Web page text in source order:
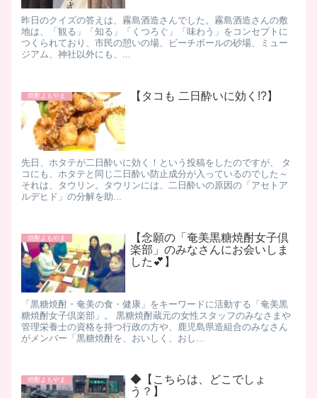
昨日のクイズの答えは、霧島酒造さんでした。 ​霧島酒造さんの敷
地は、「観る」「知る」「くつろぐ」「味わう」をコンセプトに
つくられており、 ​ 市民の憩いの場、ビーチボールの砂場、ミュー
ジアム、神社以外にも、 ​ ...
焼酎よもやま 【タコも 二日酔いに効く!?】
先日、ホタテが二日酔いに効く！という投稿をしたのですが、 タ
コにも、ホタテと同じ二日酔い防止成分が入っているのでした～ ​
それは、タウリン。 ​ タウリンには、二日酔いの原因の「アセトア
ルデヒド」の分解を助...
焼酎よもやま
【念願の「奄美黒糖焼酎女子倶
楽部」のみなさんにお会いしま
した💕】
「黒糖焼酎・奄美の食・健康」をキーワードに活動する「奄美黒
糖焼酎女子倶楽部」。 黒糖焼酎蔵元の女性スタッフのみなさまや
管理栄養士の資格を持つ行政の方や、鹿児島県造組合のみなさん
がメンバー ​ 「黒糖焼酎を、おいしく、おし...
焼酎よもやま
◆【こちらは、どこでしょ
う？】